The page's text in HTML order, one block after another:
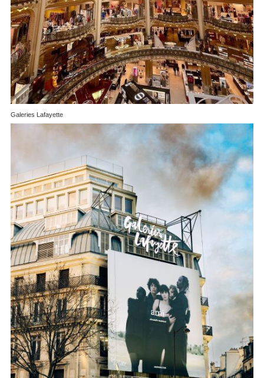
Galeries Lafayette